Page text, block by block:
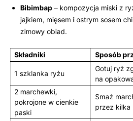
Bibimbap – kompozycja ⁣miski z
jajkiem, mięsem i ostrym sosem⁢
zimowy obiad.
Składniki Sposób‍
1 szklanka ryżu
Gotuj ryż
na
2 marchewki,
pokrojone w cienkie
paski
Smaż
przez kilka